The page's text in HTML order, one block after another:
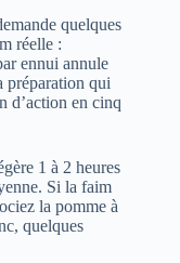
quelques
réelle :
ennui annule
préparation qui
d’action en cinq
1 à 2 heures
Si la faim
la pomme à
quelques